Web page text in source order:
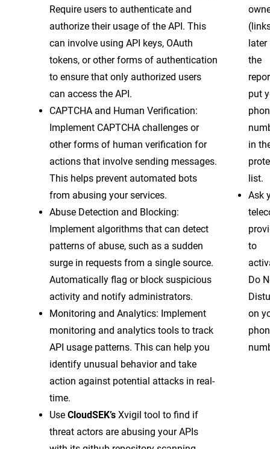
Require users to authenticate and
authorize their usage of the API. This
can involve using API keys, OAuth
tokens, or other forms of authentication
to ensure that only authorized users
can access the API.
CAPTCHA and Human Verification:
Implement CAPTCHA challenges or
other forms of human verification for
actions that involve sending messages.
This helps prevent automated bots
from abusing your services.
Abuse Detection and Blocking:
Implement algorithms that can detect
patterns of abuse, such as a sudden
surge in requests from a single source.
Automatically flag or block suspicious
activity and notify administrators.
Monitoring and Analytics: Implement
monitoring and analytics tools to track
API usage patterns. This can help you
identify unusual behavior and take
action against potential attacks in real-
time.
Use CloudSEK’s Xvigil tool to find if
threat actors are abusing your APIs
the
put
in
list.
Ask
to
Do
on